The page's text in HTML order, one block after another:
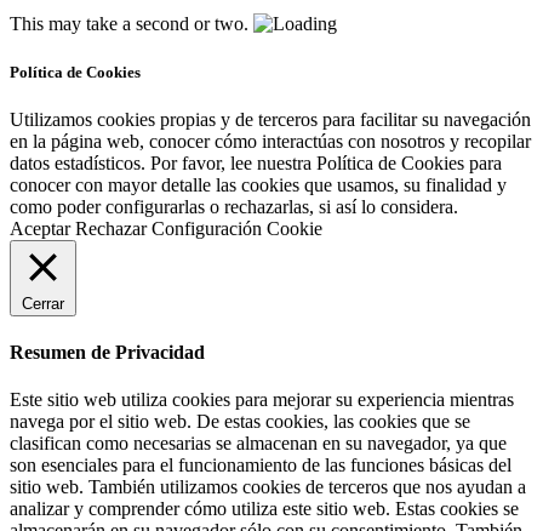
This may take a second or two.
Política de Cookies
Utilizamos cookies propias y de terceros para facilitar su navegación
en la página web, conocer cómo interactúas con nosotros y recopilar
datos estadísticos. Por favor, lee nuestra Política de Cookies para
conocer con mayor detalle las cookies que usamos, su finalidad y
como poder configurarlas o rechazarlas, si así lo considera.
Aceptar Rechazar Configuración Cookie
Cerrar
Resumen de Privacidad
Este sitio web utiliza cookies para mejorar su experiencia mientras
navega por el sitio web. De estas cookies, las cookies que se
clasifican como necesarias se almacenan en su navegador, ya que
son esenciales para el funcionamiento de las funciones básicas del
sitio web. También utilizamos cookies de terceros que nos ayudan a
analizar y comprender cómo utiliza este sitio web. Estas cookies se